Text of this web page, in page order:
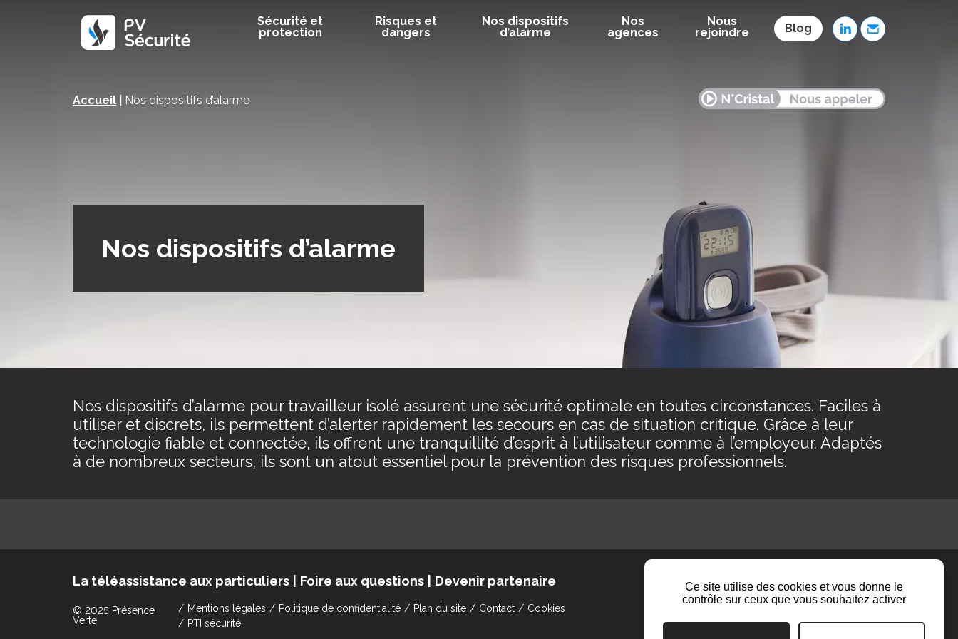
Sécurité et
protection
Risques et
dangers
Nos dispositifs
d’alarme
Nos
agences
Nous
rejoindre
Blog LinkedIn
Contact
Accueil Nos dispositifs d’alarme
Nos dispositifs d’alarme
Nos dispositifs d’alarme pour travailleur isolé assurent une sécurité optimale en toutes circonstances. Faciles à
utiliser et discrets, ils permettent d’alerter rapidement les secours en cas de situation critique. Grâce à leur
technologie fiable et connectée, ils offrent une tranquillité d’esprit à l’utilisateur comme à l’employeur. Adaptés
à de nombreux secteurs, ils sont un atout essentiel pour la prévention des risques professionnels.
La téléassistance aux particuliers Foire aux questions Devenir partenaire
© 2025 Présence
Verte
Mentions légales Politique de confidentialité Plan du site Contact
Cookies
PTI sécurité
LinkedIn
Ce site utilise des cookies et vous donne le
contrôle sur ceux que vous souhaitez activer